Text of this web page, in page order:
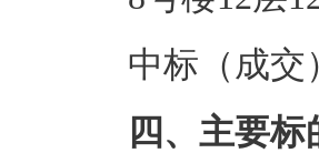
中标（成交
四、主要标